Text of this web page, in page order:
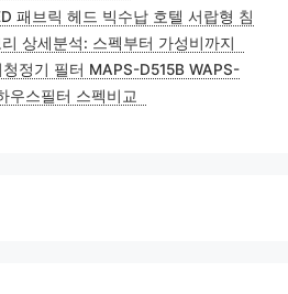
패브릭 헤드 빅수납 호텔 서랍형 침
상세분석: 스펙부터 가성비까지
정기 필터 MAPS-D515B WAPS-
우스필터 스펙비교